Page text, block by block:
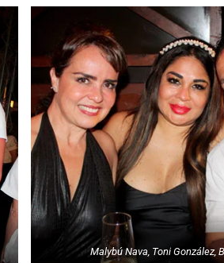
Malybú Nava, Toni González,